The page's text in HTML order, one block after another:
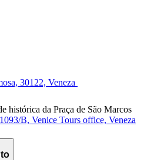
30122, Veneza
histórica da Praça de São Marcos
B, Venice Tours office, Veneza